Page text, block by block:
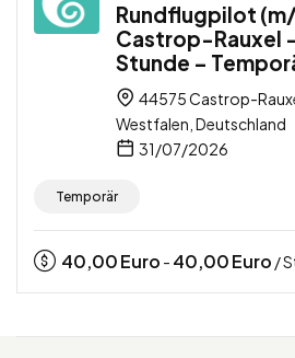
Rundflugpilot
Castrop-Rauxel
Stunde –
44575 Castrop-
Westfalen, Deutschland
31/07/2026
Temporär
40,00Euro - 40,00Euro /